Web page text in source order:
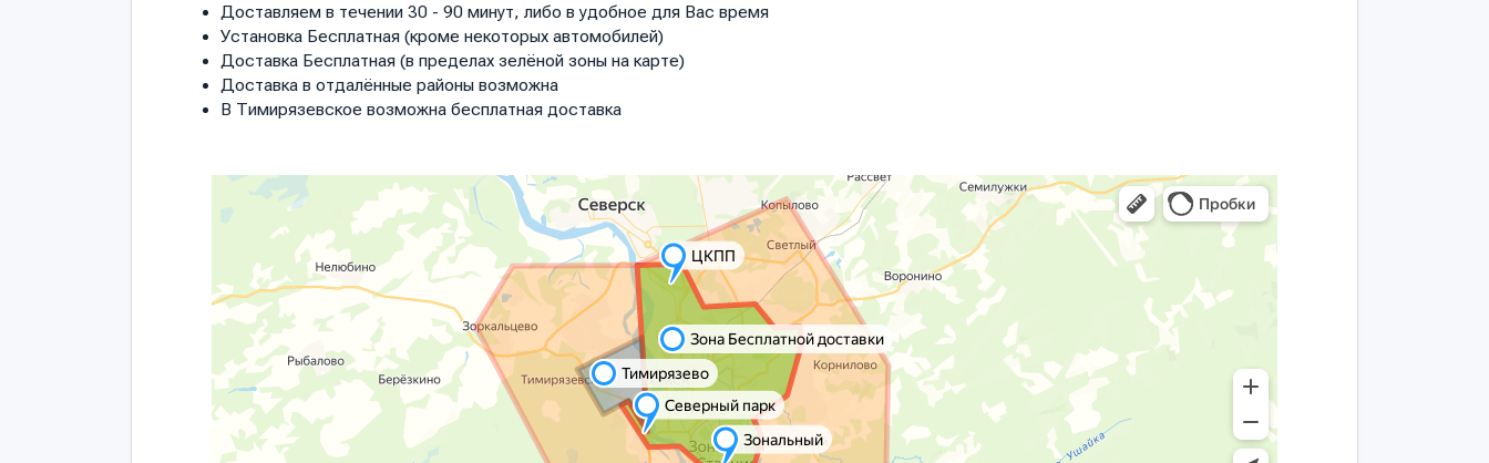
Доставляем в течении 30 - 90 минут, либо в удобное для Вас время
Установка Бесплатная (кроме некоторых автомобилей)
Доставка Бесплатная (в пределах зелёной зоны на карте)
Доставка в отдалённые районы возможна
В Тимирязевское возможна бесплатная доставка